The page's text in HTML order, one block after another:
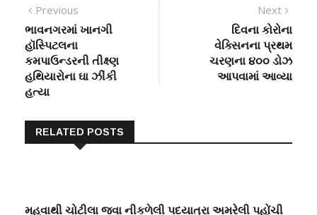
Post
navigation
Previous
post:
ભાવનગરમાં ખાનગી
હૉસ્પિટલના
કમપાઉન્ડરની તીક્ષ્ણ
હથિયારોના ઘા ઝીંકી
હત્યા
Next
post:
દિવના કોરોના
વેક્સિનના પ્રથમ
ચરણના ૪૦૦ ડોઝ
આપવામાં આવ્યા
RELATED POSTS
મહુવાથી ચોટીલા જવા નીકળેલી પદયાત્રા અમરેલી પહોંચી